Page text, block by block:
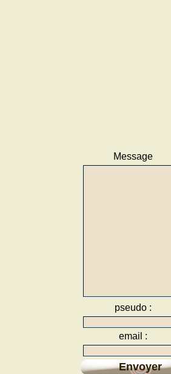
Message
pseudo :
email :
Envoyer